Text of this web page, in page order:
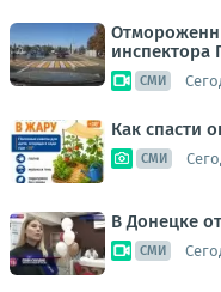
инспектора
СМИ
Как спасти
СМИ
В Донецке
СМИ